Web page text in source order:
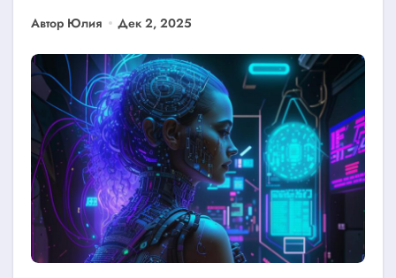
Автор Юлия Дек 2, 2025